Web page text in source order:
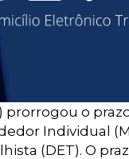
prorrogou o
Individual
(DET). O